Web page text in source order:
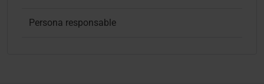
Persona responsable